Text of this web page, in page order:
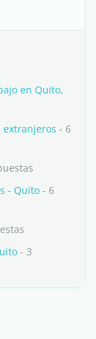
en Quito,
extranjeros - 6
- Quito - 6
- 3